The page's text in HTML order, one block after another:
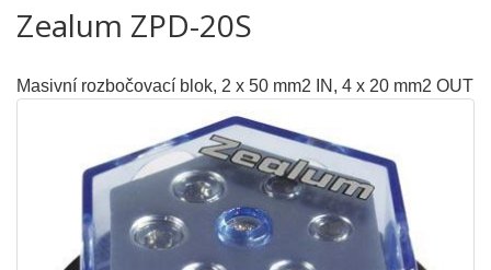
Zealum ZPD-20S
Masivní rozbočovací blok, 2 x 50 mm2 IN, 4 x 20 mm2 OUT